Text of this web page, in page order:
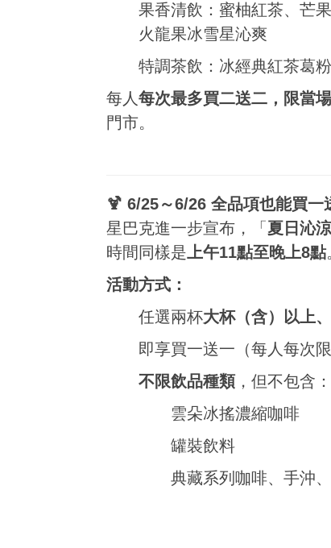
果香清飲：蜜柚紅茶、芒
火龍果冰雪星沁爽
特調茶飲：冰經典紅茶葛
每人每次最多買二送二，限當
門市。
🍹 6/25～6/26 全品項也能買一
星巴克進一步宣布，「 夏日沁
時間同樣是上午11點至晚上8點
活動方式：
任選兩杯大杯（含）以上
即享買一送一（每人每次限
不限飲品種類，但不包含：
雲朵冰搖濃縮咖啡
罐裝飲料
典藏系列咖啡、手沖